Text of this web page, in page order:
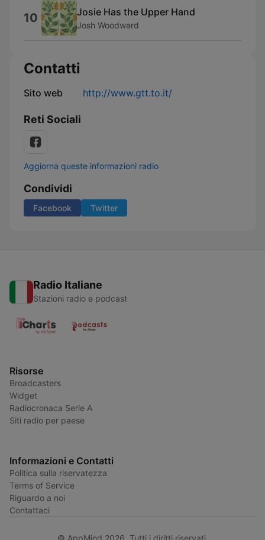
10 Josie Has the Upper Hand
Josh Woodward
Contatti
Sito web http://www.gtt.to.it/
Reti Sociali
Aggiorna queste informazioni radio
Condividi
Facebook Twitter
Radio Italiane
Stazioni radio e podcast
Risorse
Broadcasters
Widget
Radiocronaca Serie A
Siti radio per paese
Informazioni e Contatti
Politica sulla riservatezza
Terms of Service
Riguardo a noi
Contattaci
© AppMind 2026. Tutti i diritti riservati.